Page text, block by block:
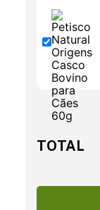
TOTAL